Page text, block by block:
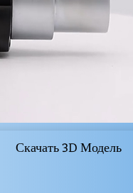
Скачать 3D Модель